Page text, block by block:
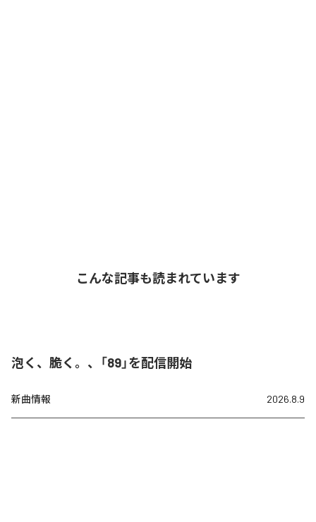
こんな記事も読まれています
泡く、脆く。、「89」を配信開始
新曲情報 2026.8.9